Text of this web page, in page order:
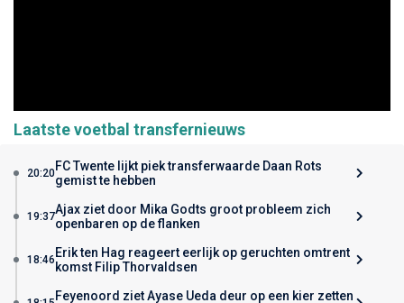
Laatste voetbal transfernieuws
20:20FC Twente lijkt piek transferwaarde Daan Rots
gemist te hebben
19:37Ajax ziet door Mika Godts groot probleem zich
openbaren op de flanken
18:46 Erik ten Hag reageert eerlijk op geruchten omtrent
komst Filip Thorvaldsen
Feyenoord ziet Ayase Ueda deur op een kier zetten